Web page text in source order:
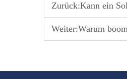
Zurück:Kann ein
Weiter:Warum